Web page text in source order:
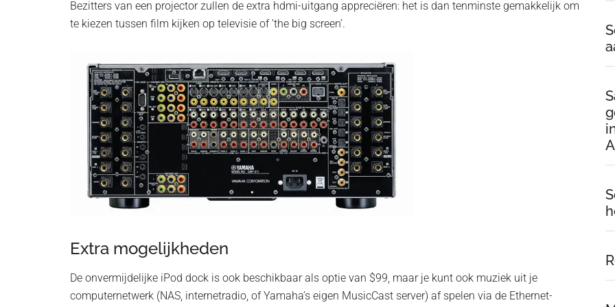
Bezitters van een projector zullen de extra hdmi-uitgang appreciëren: het is dan tenminste gemakkelijk om
te kiezen tussen film kijken op televisie of ’the big screen’.
Extra mogelijkheden
De onvermijdelijke iPod dock is ook beschikbaar als optie van $99, maar je kunt ook muziek uit je
computernetwerk (NAS, internetradio, of Yamaha’s eigen MusicCast server) af spelen via de Ethernet-